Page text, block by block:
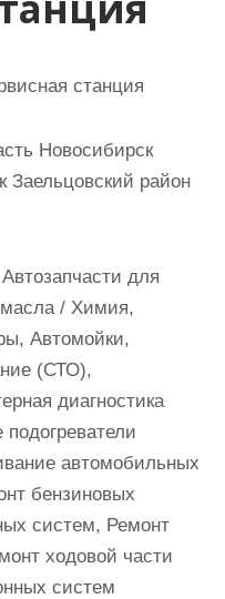
станция
Новосибирск
Заельцовский район
для
/ Химия,
Автомойки,
(СТО),
диагностика
автомобильных
бензиновых
систем, Ремонт
ходовой части
систем